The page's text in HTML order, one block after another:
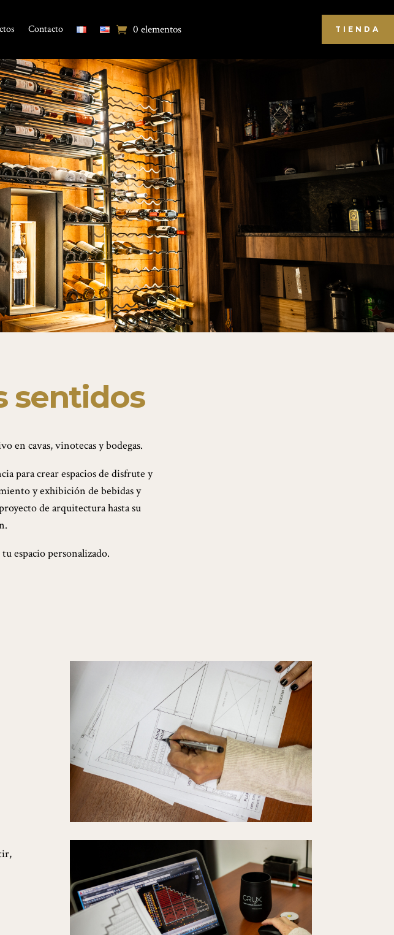
Contacto 0 elementos TIENDA
sentidos
en cavas, vinotecas y bodegas.
para crear espacios de disfrute y
y exhibición de bebidas y
de arquitectura hasta su
espacio personalizado.